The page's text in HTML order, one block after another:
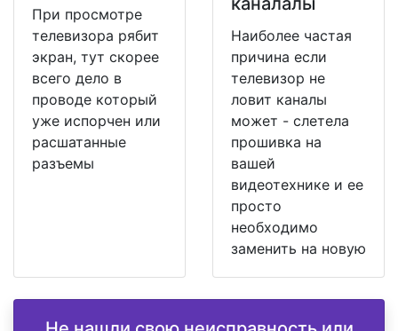
При просмотре
телевизора рябит
экран, тут скорее
всего дело в
проводе который
уже испорчен или
расшатанные
разъемы
Наиболее частая
причина если
телевизор не
ловит каналы
может - слетела
прошивка на
вашей
видеотехнике и ее
просто
необходимо
заменить на новую